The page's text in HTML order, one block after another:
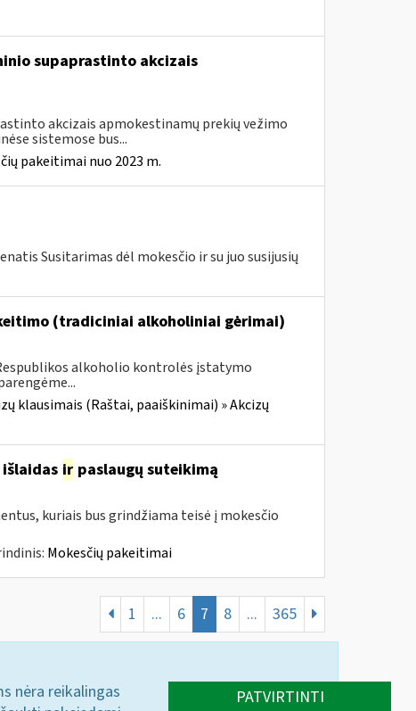
supaprastinto akcizais
akcizais apmokestinamų prekių vežimo
sistemose bus...
pakeitimai nuo 2023 m.
Susitarimas dėl mokesčio ir su juo susijusių
(tradiciniai alkoholiniai gėrimai)
alkoholio kontrolės įstatymo
klausimais (Raštai, paaiškinimai) » Akcizų
irpaslaugų suteikimą
kuriais bus grindžiama teisė į mokesčio
Mokesčių pakeitimai
1 ... 6 7 8 ... 365
nėra reikalingas
PATVIRTINTI